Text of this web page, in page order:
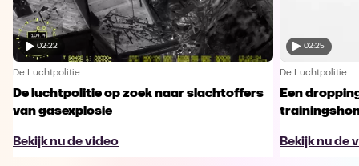
02:22
De Luchtpolitie
De luchtpolitie op zoek naar slachtoffers
van gasexplosie
Bekijk nu de video
02:25
De Luchtpolitie
Een
Bekijk nu de